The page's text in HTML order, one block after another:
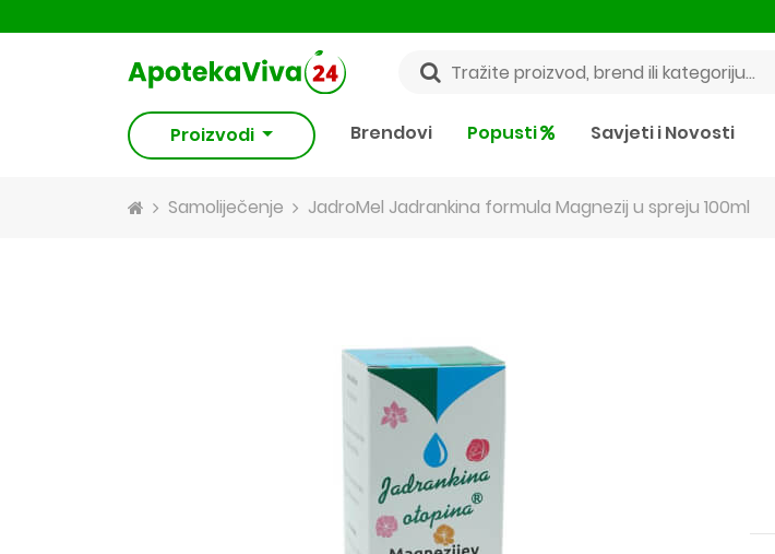
Proizvodi Brendovi Popusti Savjeti i Novosti
Samoliječenje JadroMel Jadrankina formula Magnezij u spreju 100ml